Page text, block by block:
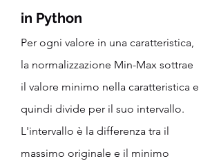
in Python
Per ogni valore in una caratteristica,
la normalizzazione Min-Max sottrae
il valore minimo nella caratteristica e
quindi divide per il suo intervallo.
L'intervallo è la differenza tra il
massimo originale e il minimo